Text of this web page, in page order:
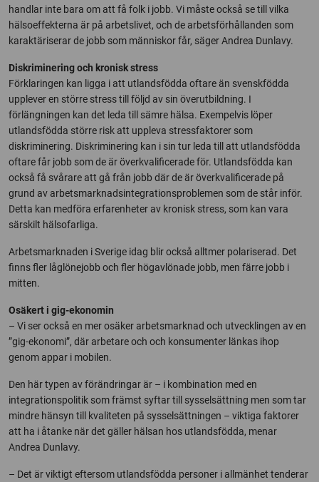
handlar inte bara om att få folk i jobb. Vi måste också se till vilka
hälsoeffekterna är på arbetslivet, och de arbetsförhållanden som
karaktäriserar de jobb som människor får, säger Andrea Dunlavy.
Diskriminering och kronisk stress
Förklaringen kan ligga i att utlandsfödda oftare än svenskfödda
upplever en större stress till följd av sin överutbildning. I
förlängningen kan det leda till sämre hälsa. Exempelvis löper
utlandsfödda större risk att uppleva stressfaktorer som
diskriminering. Diskriminering kan i sin tur leda till att utlandsfödda
oftare får jobb som de är överkvalificerade för. Utlandsfödda kan
också få svårare att gå från jobb där de är överkvalificerade på
grund av arbetsmarknadsintegrationsproblemen som de står inför.
Detta kan medföra erfarenheter av kronisk stress, som kan vara
särskilt hälsofarliga.
Arbetsmarknaden i Sverige idag blir också alltmer polariserad. Det
finns fler låglönejobb och fler högavlönade jobb, men färre jobb i
mitten.
Osäkert i gig-ekonomin
– Vi ser också en mer osäker arbetsmarknad och utvecklingen av en
”gig-ekonomi”, där arbetare och och konsumenter länkas ihop
genom appar i mobilen.
Den här typen av förändringar är – i kombination med en
integrationspolitik som främst syftar till sysselsättning men som tar
mindre hänsyn till kvaliteten på sysselsättningen – viktiga faktorer
att ha i åtanke när det gäller hälsan hos utlandsfödda, menar
Andrea Dunlavy.
– Det är viktigt eftersom utlandsfödda personer i allmänhet tenderar